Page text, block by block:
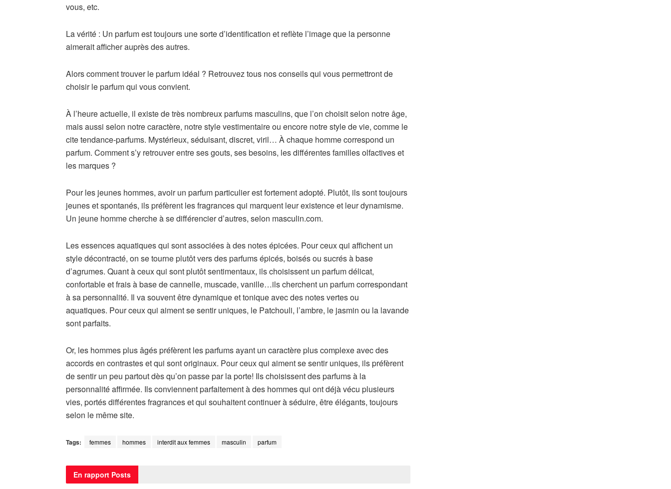
vous, etc.
La vérité : Un parfum est toujours une sorte d’identification et reflète l’image que la personne
aimerait afficher auprès des autres.
Alors comment trouver le parfum idéal ? Retrouvez tous nos conseils qui vous permettront de
choisir le parfum qui vous convient.
À l’heure actuelle, il existe de très nombreux parfums masculins, que l’on choisit selon notre âge,
mais aussi selon notre caractère, notre style vestimentaire ou encore notre style de vie, comme le
cite tendance-parfums. Mystérieux, séduisant, discret, viril… À chaque homme correspond un
parfum. Comment s’y retrouver entre ses gouts, ses besoins, les différentes familles olfactives et
les marques ?
Pour les jeunes hommes, avoir un parfum particulier est fortement adopté. Plutôt, ils sont toujours
jeunes et spontanés, ils préfèrent les fragrances qui marquent leur existence et leur dynamisme.
Un jeune homme cherche à se différencier d’autres, selon masculin.com.
Les essences aquatiques qui sont associées à des notes épicées. Pour ceux qui affichent un
style décontracté, on se tourne plutôt vers des parfums épicés, boisés ou sucrés à base
d’agrumes. Quant à ceux qui sont plutôt sentimentaux, ils choisissent un parfum délicat,
confortable et frais à base de cannelle, muscade, vanille…ils cherchent un parfum correspondant
à sa personnalité. Il va souvent être dynamique et tonique avec des notes vertes ou
aquatiques. Pour ceux qui aiment se sentir uniques, le Patchouli, l’ambre, le jasmin ou la lavande
sont parfaits.
Or, les hommes plus âgés préfèrent les parfums ayant un caractère plus complexe avec des
accords en contrastes et qui sont originaux. Pour ceux qui aiment se sentir uniques, ils préfèrent
de sentir un peu partout dès qu’on passe par la porte! Ils choisissent des parfums à la
personnalité affirmée. Ils conviennent parfaitement à des hommes qui ont déjà vécu plusieurs
vies, portés différentes fragrances et qui souhaitent continuer à séduire, être élégants, toujours
selon le même site.
Tags: femmes hommes interdit aux femmes masculin parfum
En rapport Posts